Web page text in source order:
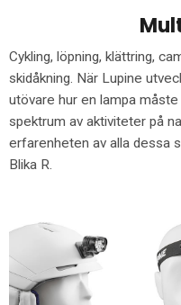
Cykling, löpning, klättring,
skidåkning. När Lupine
utövare hur en lampa
spektrum av aktiviteter på
erfarenheten av alla dessa
Blika R.